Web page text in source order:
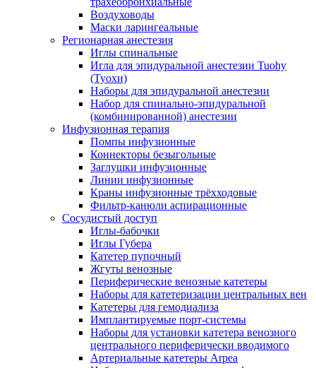
Воздуховоды
Маски ларингеальные
Регионарная анестезия
Иглы спинальные
Игла для эпидуральной анестезии Tuohy
(Туохи)
Наборы для эпидуральной анестезии
Набор для спинально-эпидуральной
(комбинированной) анестезии
Инфузионная терапия
Помпы инфузионные
Коннекторы безыгольные
Заглушки инфузионные
Линии инфузионные
Краны инфузионные трёхходовые
Фильтр-канюли аспирационные
Сосудистый доступ
Иглы-бабочки
Иглы Губера
Катетер пупочный
Жгуты венозные
Периферические венозные катетеры
Наборы для катетеризации центральных вен
Катетеры для гемодиализа
Имплантируемые порт‑системы
Наборы для установки катетера венозного
центрального периферически вводимого
Артериальные катетеры Arpea